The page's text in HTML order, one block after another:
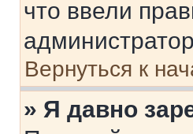
что ввели
Вернуться к
» Я давно